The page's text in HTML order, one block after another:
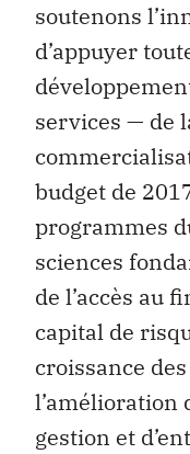
soutenons
d’appuyer
services — de
budget de
programmes
sciences
de l’accès au
capital de
croissance
l’amélioration
gestion et